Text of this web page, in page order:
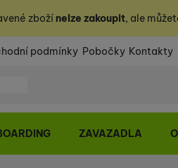
zboží nelze zakoupit, ale
podmínky Pobočky Kontakty
ZAVAZADLA